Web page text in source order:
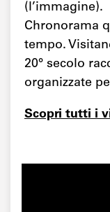
(l’immagine).
Chronorama
tempo.
20° secolo
organizzate
Scopri tutti i